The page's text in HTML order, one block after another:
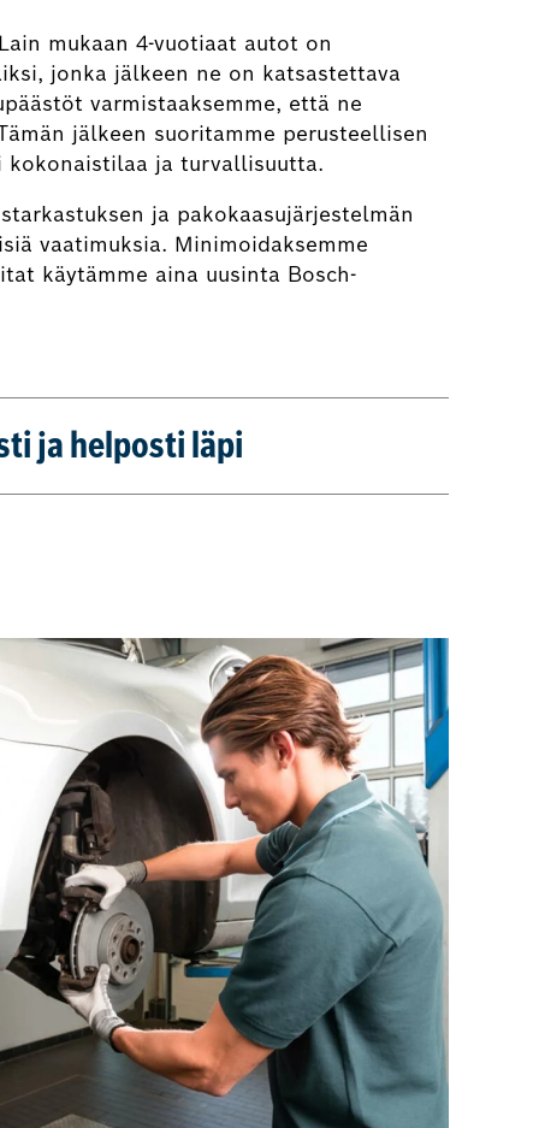
mukaan 4-vuotiaat autot on
jonka jälkeen ne on katsastettava
varmistaaksemme, että ne
jälkeen suoritamme perusteellisen
kokonaistilaa ja turvallisuutta.
ja pakokaasujärjestelmän
vaatimuksia. Minimoidaksemme
käytämme aina uusinta Bosch-
ja helposti läpi